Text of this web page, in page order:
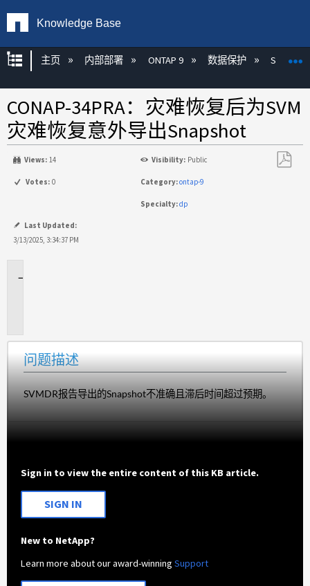
Knowledge Base
扩展/隐缩全局层次
主页 内部部署 ONTAP 9 数据保护
CONAP-34PRA：灾难恢复后为SVM
灾难恢复意外导出Snapshot
Views: 14 Visibility: Public
Votes: 0 Category:ontap-9
Specialty:dp
Last Updated:
3/13/2025, 3:34:37 PM
问题描述
SVMDR报告导出的Snapshot不准确且滞后时间超过预期。
Sign in to view the entire content of this KB article.
SIGN IN
New to NetApp?
Learn more about our award-winningSupport